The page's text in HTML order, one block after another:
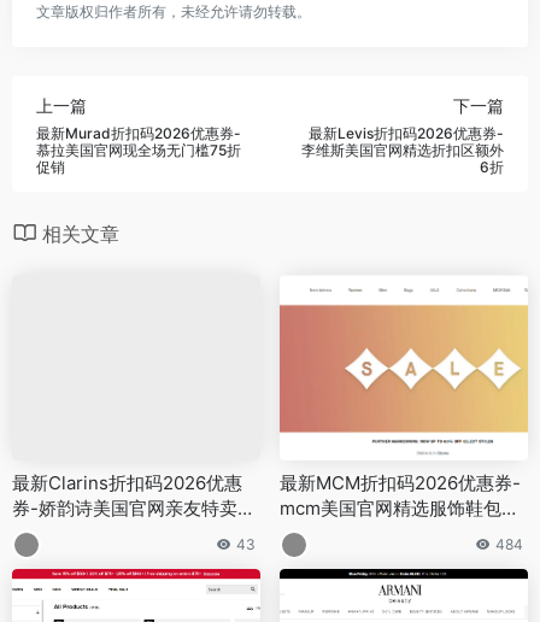
文章版权归作者所有，未经允许请勿转载。
上一篇
最新Murad折扣码2026优惠券-
慕拉美国官网现全场无门槛75折
促销
下一篇
最新Levis折扣码2026优惠券-
李维斯美国官网精选折扣区额外
6折
相关文章
最新Clarins折扣码2026优惠
券-娇韵诗美国官网亲友特卖会
全场护肤至高享7.5折
43
最新MCM折扣码2026优惠券-
mcm美国官网精选服饰鞋包低
至4折促销
484